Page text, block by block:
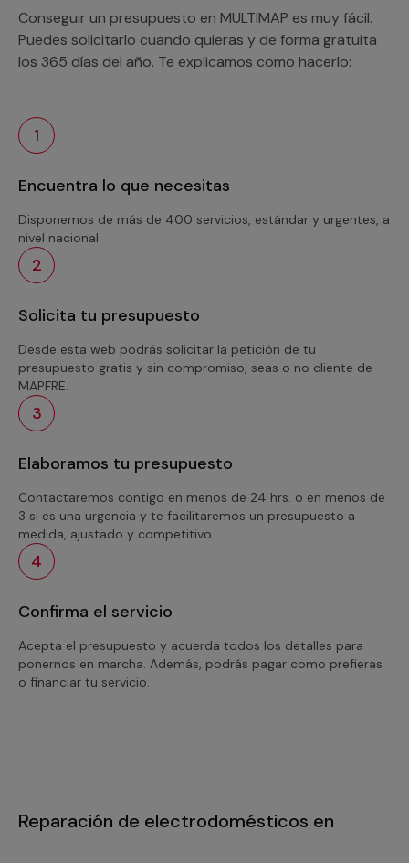
Conseguir un presupuesto en MULTIMAP es muy fácil.
Puedes solicitarlo cuando quieras y de forma gratuita
los 365 días del año. Te explicamos como hacerlo:
1
Encuentra lo que necesitas
Disponemos de más de 400 servicios, estándar y urgentes, a
nivel nacional.
2
Solicita tu presupuesto
Desde esta web podrás solicitar la petición de tu
presupuesto gratis y sin compromiso, seas o no cliente de
MAPFRE.
3
Elaboramos tu presupuesto
Contactaremos contigo en menos de 24 hrs. o en menos de
3 si es una urgencia y te facilitaremos un presupuesto a
medida, ajustado y competitivo.
4
Confirma el servicio
Acepta el presupuesto y acuerda todos los detalles para
ponernos en marcha. Además, podrás pagar como prefieras
o financiar tu servicio.
Reparación de electrodomésticos en